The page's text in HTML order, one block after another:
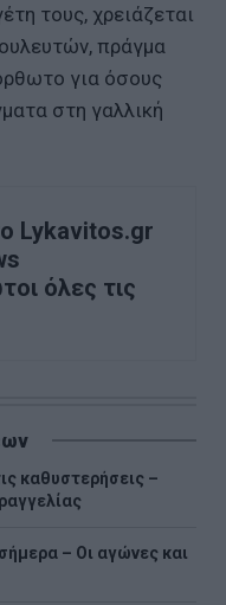
τους, χρειάζεται
πράγμα
για όσους
στη γαλλική
Lykavitos.gr
όλες τις
καθυστερήσεις –
– Οι αγώνες και